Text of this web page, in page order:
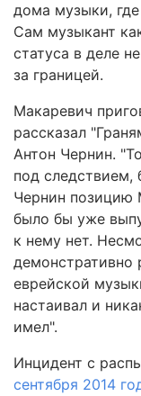
дома музыки,
Сам музыкант
статуса в деле
за границей.
Макаревич
рассказал
Антон Чернин.
под следствием,
Чернин позицию
было бы уже
к нему нет.
демонстративно
еврейской
настаивал и
имел".
Инцидент с
сентября 2014